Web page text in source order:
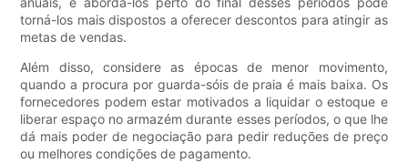
torná-los mais dispostos a oferecer descontos para atingir as
metas de vendas.
Além disso, considere as épocas de menor movimento,
quando a procura por guarda-sóis de praia é mais baixa. Os
fornecedores podem estar motivados a liquidar o estoque e
liberar espaço no armazém durante esses períodos, o que lhe
dá mais poder de negociação para pedir reduções de preço
ou melhores condições de pagamento.